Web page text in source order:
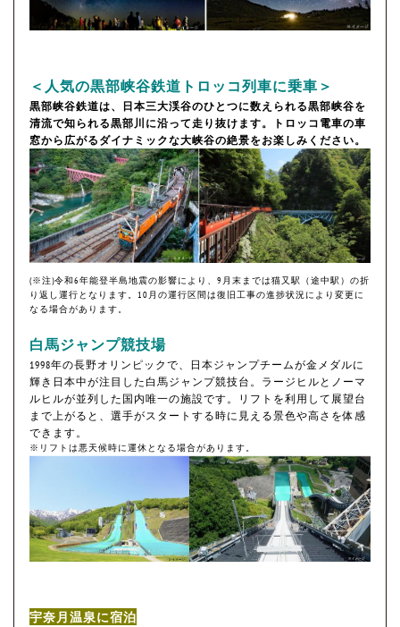
＜人気の黒部峡谷鉄道トロッコ列車に乗車＞
黒部峡谷鉄道は、日本三大渓谷のひとつに数えられる黒部峡谷を
清流で知られる黒部川に沿って走り抜けます。トロッコ電車の車
窓から広がるダイナミックな大峡谷の絶景をお楽しみください。
(※注)令和6年能登半島地震の影響により、9月末までは猫又駅（途中駅）の折
り返し運行となります。10月の運行区間は復旧工事の進捗状況により変更に
なる場合があります。
白馬ジャンプ競技場
1998年の長野オリンピックで、日本ジャンプチームが金メダルに
輝き日本中が注目した白馬ジャンプ競技台。ラージヒルとノーマ
ルヒルが並列した国内唯一の施設です。リフトを利用して展望台
まで上がると、選手がスタートする時に見える景色や高さを体感
できます。
※リフトは悪天候時に運休となる場合があります。
宇奈月温泉に宿泊